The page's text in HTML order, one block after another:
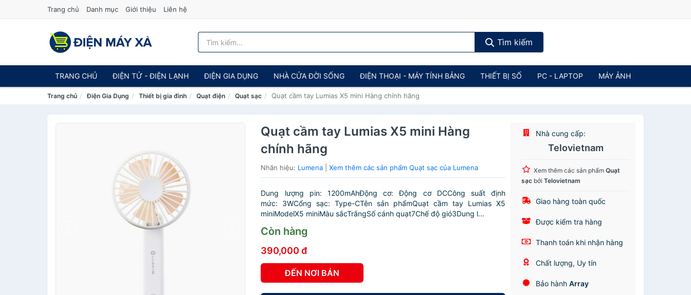
Trang chủ Danh mục Giới thiệu Liên hệ
Tìm kiếm
TRANG CHỦ ĐIỆN TỬ - ĐIỆN LẠNH ĐIỆN GIA DỤNG NHÀ CỬA ĐỜI SỐNG ĐIỆN THOẠI - MÁY TÍNH BẢNG THIẾT BỊ SỐ PC - LAPTOP MÁY ẢNH
Trang chủ Điện Gia Dụng Thiết bị gia đình Quạt điện Quạt sạc Quạt cầm tay Lumias X5 mini Hàng chính hãng
Quạt cầm tay Lumias X5 mini Hàng
chính hãng
Nhãn hiệu: Lumena |Xem thêm các sản phẩm Quạt sạc của Lumena
Dung lượng pin: 1200mAhĐộng cơ: Động cơ DCCông suất định
mức: 3WCổng sạc: Type-CTên sản phẩmQuạt cầm tay Lumias X5
miniModelX5 miniMàu sắcTrắngSố cánh quạt7Chế độ gió3Dung l...
Còn hàng
390,000 đ
ĐẾN NƠI BÁN
Nhà cung cấp:
Telovietnam
Xem thêm các sản phẩmQuạt
sạc bởiTelovietnam
Giao hàng toàn quốc
Được kiểm tra hàng
Thanh toán khi nhận hàng
Chất lượng, Uy tín
Bảo hànhArray